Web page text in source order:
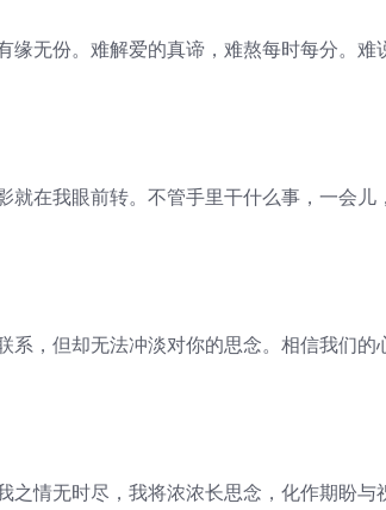
缘无份。难解爱的真谛，难熬每时每分。
就在我眼前转。不管手里干什么事，一会
系，但却无法冲淡对你的思念。相信我们
之情无时尽，我将浓浓长思念，化作期盼与